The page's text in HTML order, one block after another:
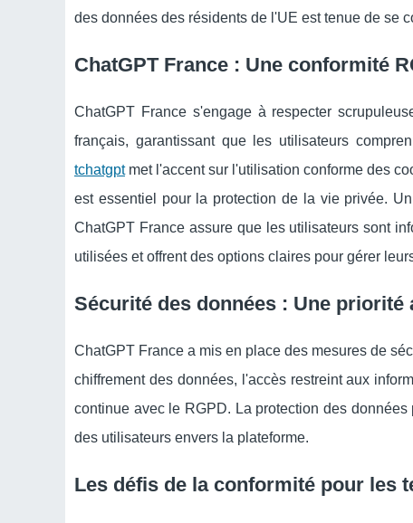
des données des résidents de l'UE est tenue de se
ChatGPT France : Une conformité
ChatGPT France s'engage à respecter
français, garantissant que les utilisateurs
tchatgptmet l'accent sur l'utilisation conforme des
est essentiel pour la protection de la vie privée.
ChatGPT France assure que les utilisateurs sont
utilisées et offrent des options claires pour gérer
Sécurité des données : Une priorité
ChatGPT France a mis en place des mesures de
chiffrement des données, l'accès restreint aux
continue avec le RGPD. La protection des
des utilisateurs envers la plateforme.
Les défis de la conformité pour les